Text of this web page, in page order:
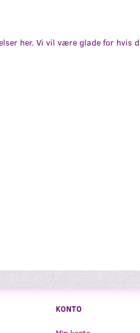
her. Vi vil være glade for hvis
KONTO